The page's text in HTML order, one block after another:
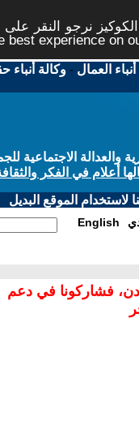
نرجو النقر
best experience on
العمال -وكالة أنباء
الاجتماعية
أعلام في الفكر
لاستخدام الموقع البديل
English
فشاركونا في دعم